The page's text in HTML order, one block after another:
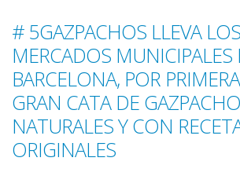
# 5GAZPACHOS LLEVA LOS
MERCADOS MUNICIPALES
BARCELONA, POR
GRAN CATA DE
NATURALES Y CON
ORIGINALES